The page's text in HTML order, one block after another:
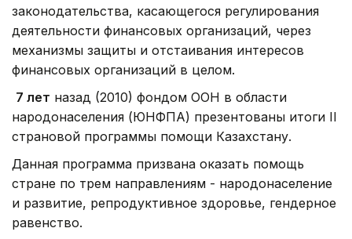
законодательства, касающегося регулирования
деятельности финансовых организаций, через
механизмы защиты и отстаивания интересов
финансовых организаций в целом.
7 лет назад (2010) фондом ООН в области
народонаселения (ЮНФПА) презентованы итоги II
страновой программы помощи Казахстану.
Данная программа призвана оказать помощь
стране по трем направлениям - народонаселение
и развитие, репродуктивное здоровье, гендерное
равенство.